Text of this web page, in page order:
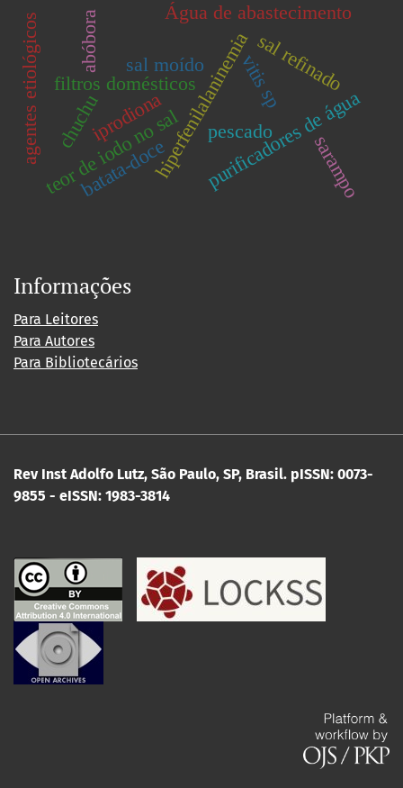
pescado
hiperfenilalaninemia
filtros domésticos
purificadores de água
Água de abastecimento
sal refinado
sal moído
teor de iodo no sal
agentes etiológicos abóbora
chuchu
batata-doce
vitis sp
iprodiona
sarampo
Informações
Para Leitores
Para Autores
Para Bibliotecários
Rev Inst Adolfo Lutz, São Paulo, SP, Brasil. pISSN: 0073-
9855 - eISSN: 1983-3814